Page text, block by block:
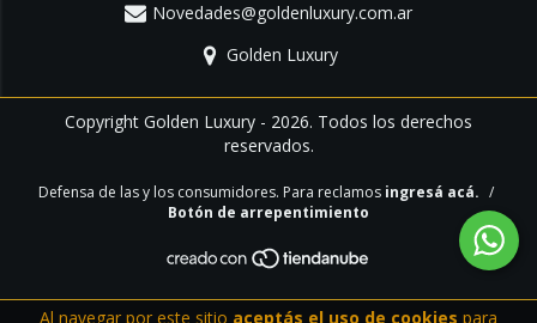
Al navegar por este sitio aceptás el uso de cookies para
Novedades@goldenluxury.com.ar
Golden Luxury
Copyright Golden Luxury - 2026. Todos los derechos
reservados.
Defensa de las y los consumidores. Para reclamos ingresá acá. /
Botón de arrepentimiento